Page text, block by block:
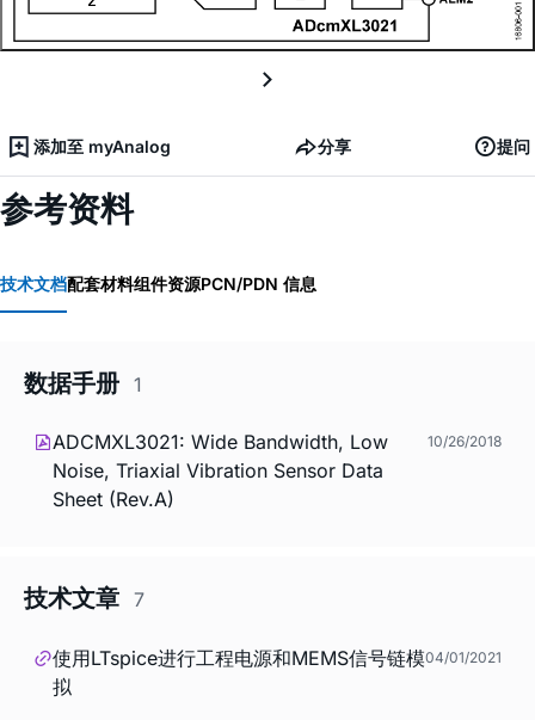
添加至 myAnalog 分享 提问
参考资料
技术文档配套材料组件资源PCN/PDN 信息
数据手册 1
ADCMXL3021: Wide Bandwidth, Low
Noise, Triaxial Vibration Sensor Data
Sheet (Rev.A)
10/26/2018
技术文章 7
使用LTspice进行工程电源和MEMS信号链模
拟
04/01/2021